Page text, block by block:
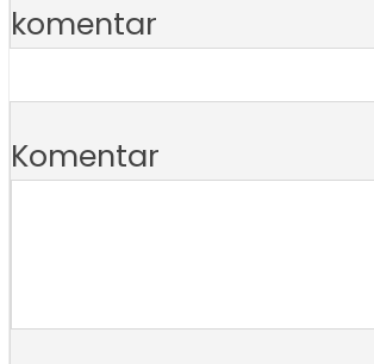
komentar
Komentar